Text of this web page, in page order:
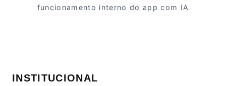
funcionamento interno do app com IA
INSTITUCIONAL